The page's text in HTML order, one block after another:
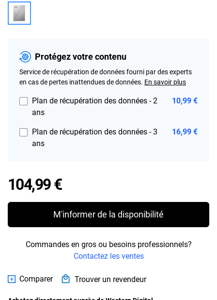
Protégez votre contenu
Service de récupération de données fourni par des experts
en cas de pertes inattendues de données. En savoir plus
Plan de récupération des données - 2
ans
10,99 €
Plan de récupération des données - 3
ans
16,99 €
104,99 €Price 104,99 €
M'informer de la disponibilité
Commandes en gros ou besoins professionnels?
Contactez les ventes
Comparer Trouver un revendeur